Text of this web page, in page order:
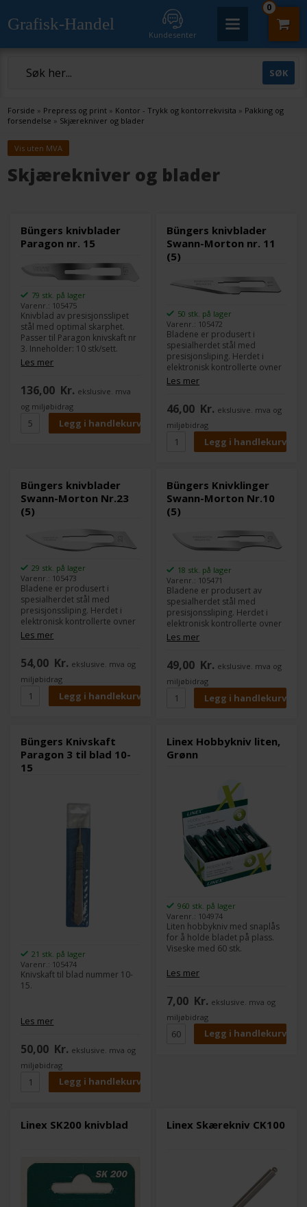
Grafisk-Handel
Kundesenter
0
Forside » Prepress og print » Kontor - Trykk og kontorrekvisita » Pakking og
forsendelse » Skjærekniver og blader
Vis uten MVA
Skjærekniver og blader
Büngers knivblader
Paragon nr. 15
79 stk. på lager
Varenr.: 105475
Knivblad av presisjonsslipet
stål med optimal skarphet.
Passer til Paragon knivskaft nr
3. Inneholder: 10 stk/sett.
Les mer
136,00 Kr. ekslusive. mva
og miljøbidrag
Büngers knivblader
Swann-Morton nr. 11
(5)
50 stk. på lager
Varenr.: 105472
Bladene er produsert i
spesialherdet stål med
presisjonsliping. Herdet i
elektronisk kontrollerte ovner
som gir bladene ønsket
herding, styrke og veloverveid
Les mer
46,00 Kr. ekslusive. mva og
miljøbidrag
Büngers knivblader
Swann-Morton Nr.23
(5)
29 stk. på lager
Varenr.: 105473
Bladene er produsert i
spesialherdet stål med
presisjonssliping. Herdet i
elektronisk kontrollerte ovner
som gir bladene ønsket
hardhet, styrke og nøye
5 stk blad.
Les mer
54,00 Kr. ekslusive. mva og
miljøbidrag
Büngers Knivklinger
Swann-Morton Nr.10
(5)
18 stk. på lager
Varenr.: 105471
Bladene er produsert av
spesialherdet stål med
presisjonssliping. Herdet i
elektronisk kontrollerte ovner
som gir bladene ønsket
hardhet, styrke og veloverveid
blader.
Les mer
49,00 Kr. ekslusive. mva og
miljøbidrag
Büngers Knivskaft
Paragon 3 til blad 10-
15
21 stk. på lager
Varenr.: 105474
Knivskaft til blad nummer 10-
15.
Les mer
50,00 Kr. ekslusive. mva og
miljøbidrag
Linex Hobbykniv liten,
Grønn
960 stk. på lager
Varenr.: 104974
Liten hobbykniv med snaplås
for å holde bladet på plass.
Viseske med 60 stk.
Les mer
7,00 Kr. ekslusive. mva og
miljøbidrag
Linex SK200 knivblad Linex Skærekniv CK100